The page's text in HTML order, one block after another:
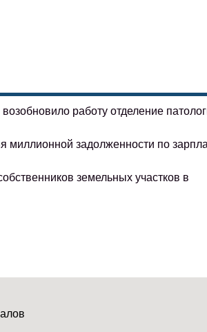
работу отделение
миллионной задолженности по
земельных участков в